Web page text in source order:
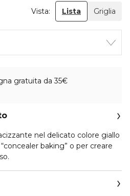
Vista: Lista Griglia
gratuita da 35€
nel delicato colore giallo
baking” o per creare